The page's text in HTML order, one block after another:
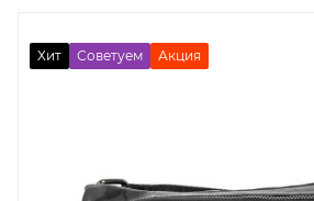
Хит Советуем Акция